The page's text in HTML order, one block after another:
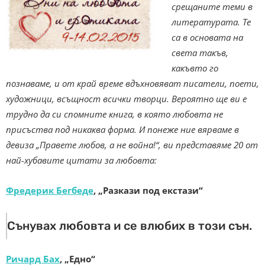
срещаните теми в
литературата. Те
са в основата на
света такъв,
какъвто го
познаваме, и от край време вдъхновяват писатели, поети,
художници, всъщност всички творци. Вероятно ще ви е
трудно да си спомните книга, в която любовта не
присъства под никаква форма. И понеже ние вярваме в
девиза „Правете любов, а не война!“, ви представяме 20 от
най-хубавите цитати за любовта:
Фредерик Бегбеде, „Разкази под екстази“
Сънувах любовта и се влюбих в този сън.
Ричард Бах, „Едно“